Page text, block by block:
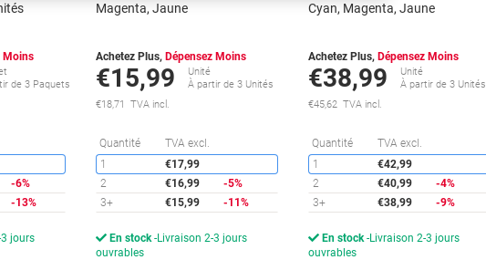
2 Unités
Moins
de 3 Paquets
Économies
-6%
-13%
jours
Magenta, Jaune
Achetez Plus, Dépensez Moins
€15,99
Unité
À partir de 3 Unités
€18,71 TVA incl.
Quantité TVA excl.
Économies
1
€17,99
2
€16,99
-5%
3+
€15,99 -11%
En stock Livraison 2-3 jours
ouvrables
Cyan, Magenta, Jaune
Achetez Plus, Dépensez Moins
€38,99
Unité
À partir de 3 Unités
€45,62 TVA incl.
Quantité TVA excl.
1
€42,99
2
€40,99
-4%
3+
€38,99 -9%
En stock Livraison 2-3 jours
ouvrables